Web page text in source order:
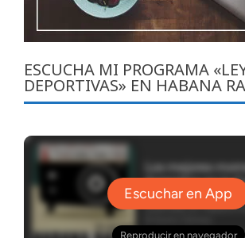
ESCUCHA MI PROGRAMA
DEPORTIVAS» EN HABANA